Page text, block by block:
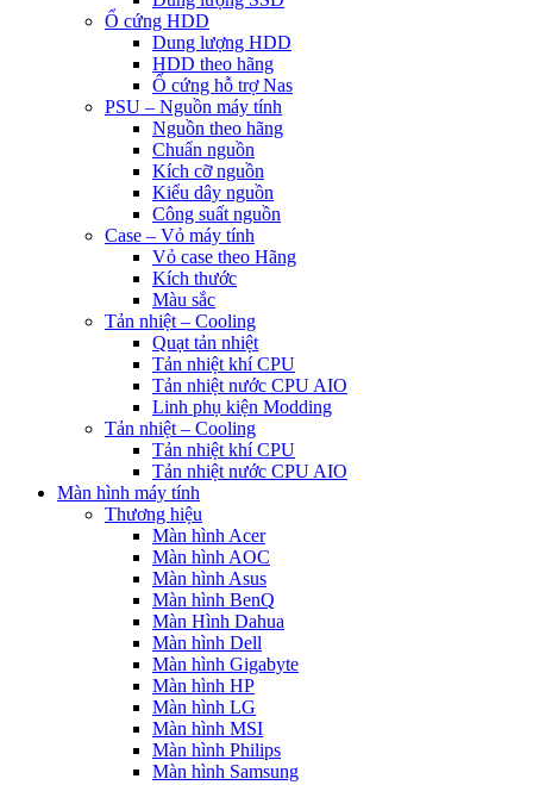
Ổ cứng HDD
Dung lượng HDD
HDD theo hãng
Ổ cứng hỗ trợ Nas
PSU – Nguồn máy tính
Nguồn theo hãng
Chuẩn nguồn
Kích cỡ nguồn
Kiểu dây nguồn
Công suất nguồn
Case – Vỏ máy tính
Vỏ case theo Hãng
Kích thước
Màu sắc
Tản nhiệt – Cooling
Quạt tản nhiệt
Tản nhiệt khí CPU
Tản nhiệt nước CPU AIO
Linh phụ kiện Modding
Tản nhiệt – Cooling
Tản nhiệt khí CPU
Tản nhiệt nước CPU AIO
Màn hình máy tính
Thương hiệu
Màn hình Acer
Màn hình AOC
Màn hình Asus
Màn hình BenQ
Màn Hình Dahua
Màn hình Dell
Màn hình Gigabyte
Màn hình HP
Màn hình LG
Màn hình MSI
Màn hình Philips
Màn hình Samsung